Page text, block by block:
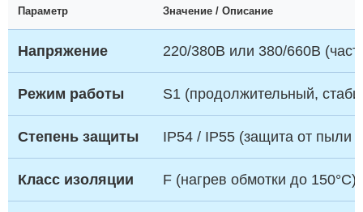
Параметр Значение / Описание
Напряжение 220/380В или 380/660В
Режим работы S1 (продолжительный,
Степень защиты IP54 / IP55 (защита от пыли
Класс изоляции F (нагрев обмотки до 150°C)